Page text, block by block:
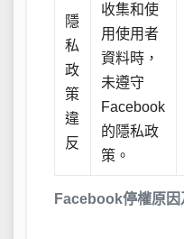
Facebook停權原因
隱
私
政
策
違
反
收集和使
用使用者
資料時，
未遵守
Facebook
的隱私政
策。